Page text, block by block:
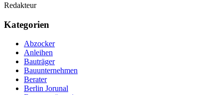
Redakteur
Kategorien
Abzocker
Anleihen
Bauträger
Bauunternehmen
Berater
Berlin Jorunal